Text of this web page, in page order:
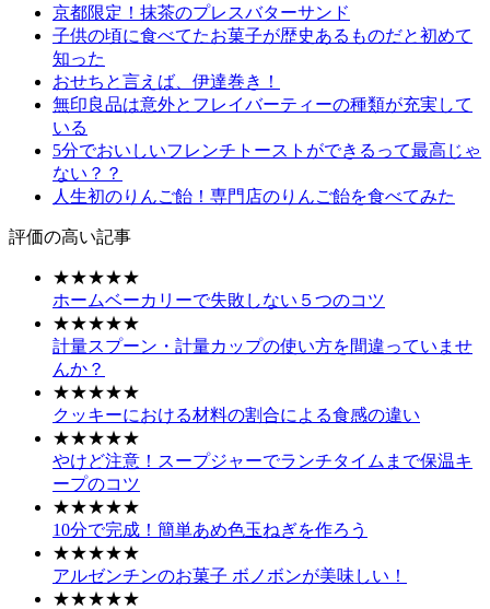
京都限定！抹茶のプレスバターサンド
子供の頃に食べてたお菓子が歴史あるものだと初めて
知った
おせちと言えば、伊達巻き！
無印良品は意外とフレイバーティーの種類が充実して
いる
5分でおいしいフレンチトーストができるって最高じゃ
ない？？
人生初のりんご飴！専門店のりんご飴を食べてみた
評価の高い記事
★★★★★
ホームベーカリーで失敗しない５つのコツ
★★★★★
計量スプーン・計量カップの使い方を間違っていませ
んか？
★★★★★
クッキーにおける材料の割合による食感の違い
★★★★★
やけど注意！スープジャーでランチタイムまで保温キ
ープのコツ
★★★★★
10分で完成！簡単あめ色玉ねぎを作ろう
★★★★★
アルゼンチンのお菓子 ボノボンが美味しい！
★★★★★